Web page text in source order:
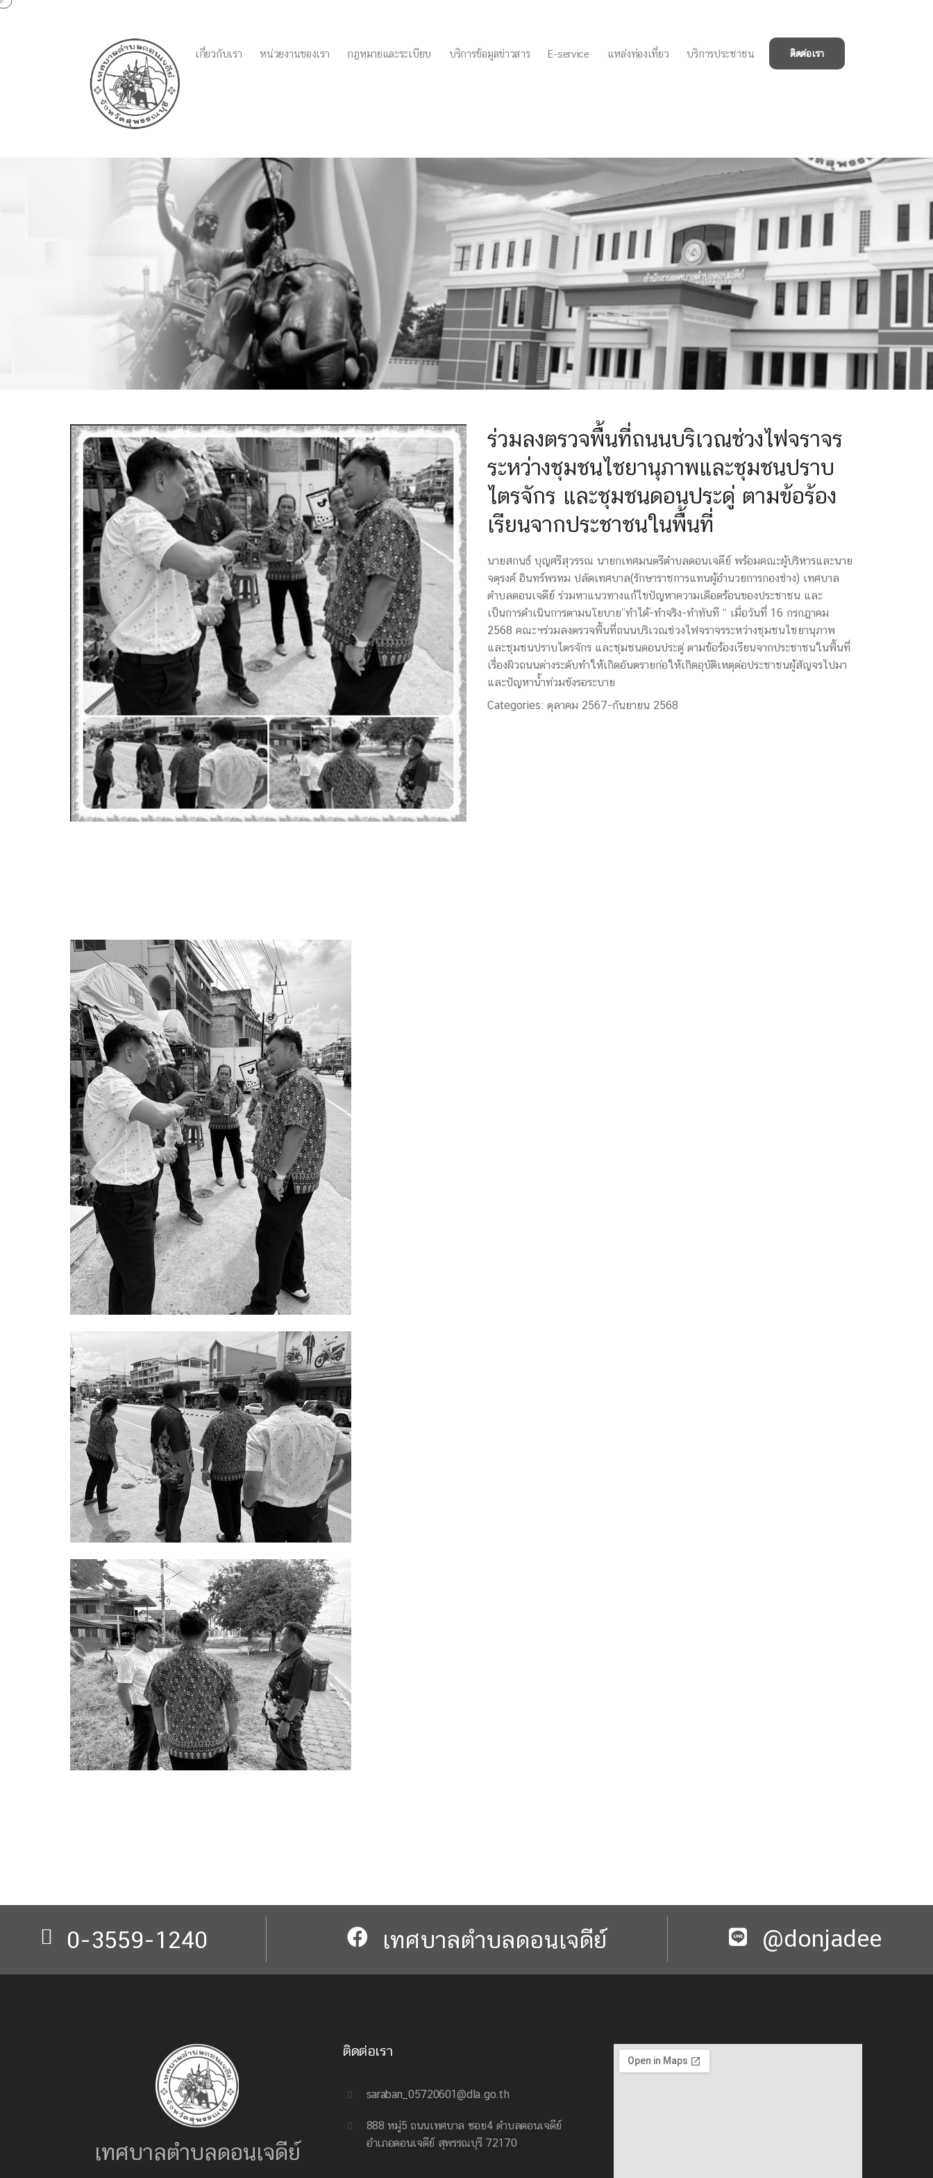
เกี่ยวกับเรา หน่วยงานของเรา กฏหมายและระเบียบ บริการข้อมูลข่าวสาร E-service แหล่งท่องเที่ยว บริการประชาชน ติดต่อเรา
ร่วมลงตรวจพื้นที่ถนนบริเวณช่วงไฟจราจรระหว่างชุมชนไชยานุภาพและชุมชน
ปราบไตรจักร และชุมชนดอนประดู่ ตามข้อร้องเรียนจากประชาชนในพื้นที่
ร่วมลงตรวจพื้นที่ถนนบริเวณช่วงไฟจราจร
ระหว่างชุมชนไชยานุภาพและชุมชนปราบ
ไตรจักร และชุมชนดอนประดู่ ตามข้อร้อง
เรียนจากประชาชนในพื้นที่
นายสกนธ์ บุญศรีสุวรรณ นายกเทศมนตรีตำบลดอนเจดีย์ พร้อมคณะผู้บริหารและนาย
จตุรงค์ อินทร์พรหม ปลัดเทศบาล(รักษาราชการแทนผู้อำนวยการกองช่าง) เทศบาล
ตำบลดอนเจดีย์ ร่วมหาแนวทางแก้ไขปัญหาความเดือดร้อนของประชาชน และ
เป็นการดำเนินการตามนโยบาย”ทำได้-ทำจริง-ทำทันที “ เมื่อวันที่ 16 กรกฎาคม
2568 คณะฯร่วมลงตรวจพื้นที่ถนนบริเวณช่วงไฟจราจรระหว่างชุมชนไชยานุภาพ
และชุมชนปราบไตรจักร และชุมชนดอนประดู่ ตามข้อร้องเรียนจากประชาชนในพื้นที่
เรื่องผิวถนนต่างระดับทำให้เกิดอันตรายก่อให้เกิดอุบัติเหตุต่อประชาชนผู้สัญจรไปมา
และปัญหาน้ำท่วมขังรอระบาย
Categories: ตุลาคม 2567-กันยายน 2568
0-3559-1240 เทศบาลตำบลดอนเจดีย์​​ @donjadee​
เทศบาลตำบลดอนเจดีย์
ติดต่อเรา
saraban_05720601@dla.go.th
888 หมู่5 ถนนเทศบาล ซอย4 ตำบลดอนเจดีย์
อำเภอดอนเจดีย์ สุพรรณบุรี 72170